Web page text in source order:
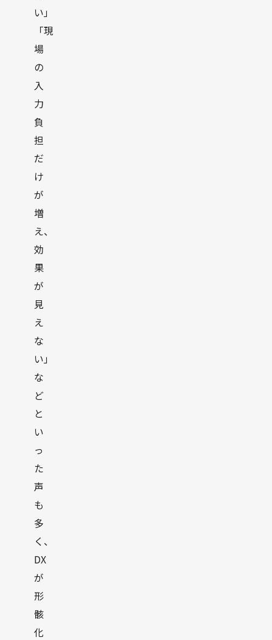
い」
「現
場
の
入
力
負
担
だ
け
が
増
え、
効
果
が
見
え
な
い」
な
ど
と
い
っ
た
声
も
多
く、
DX
が
形
骸
化